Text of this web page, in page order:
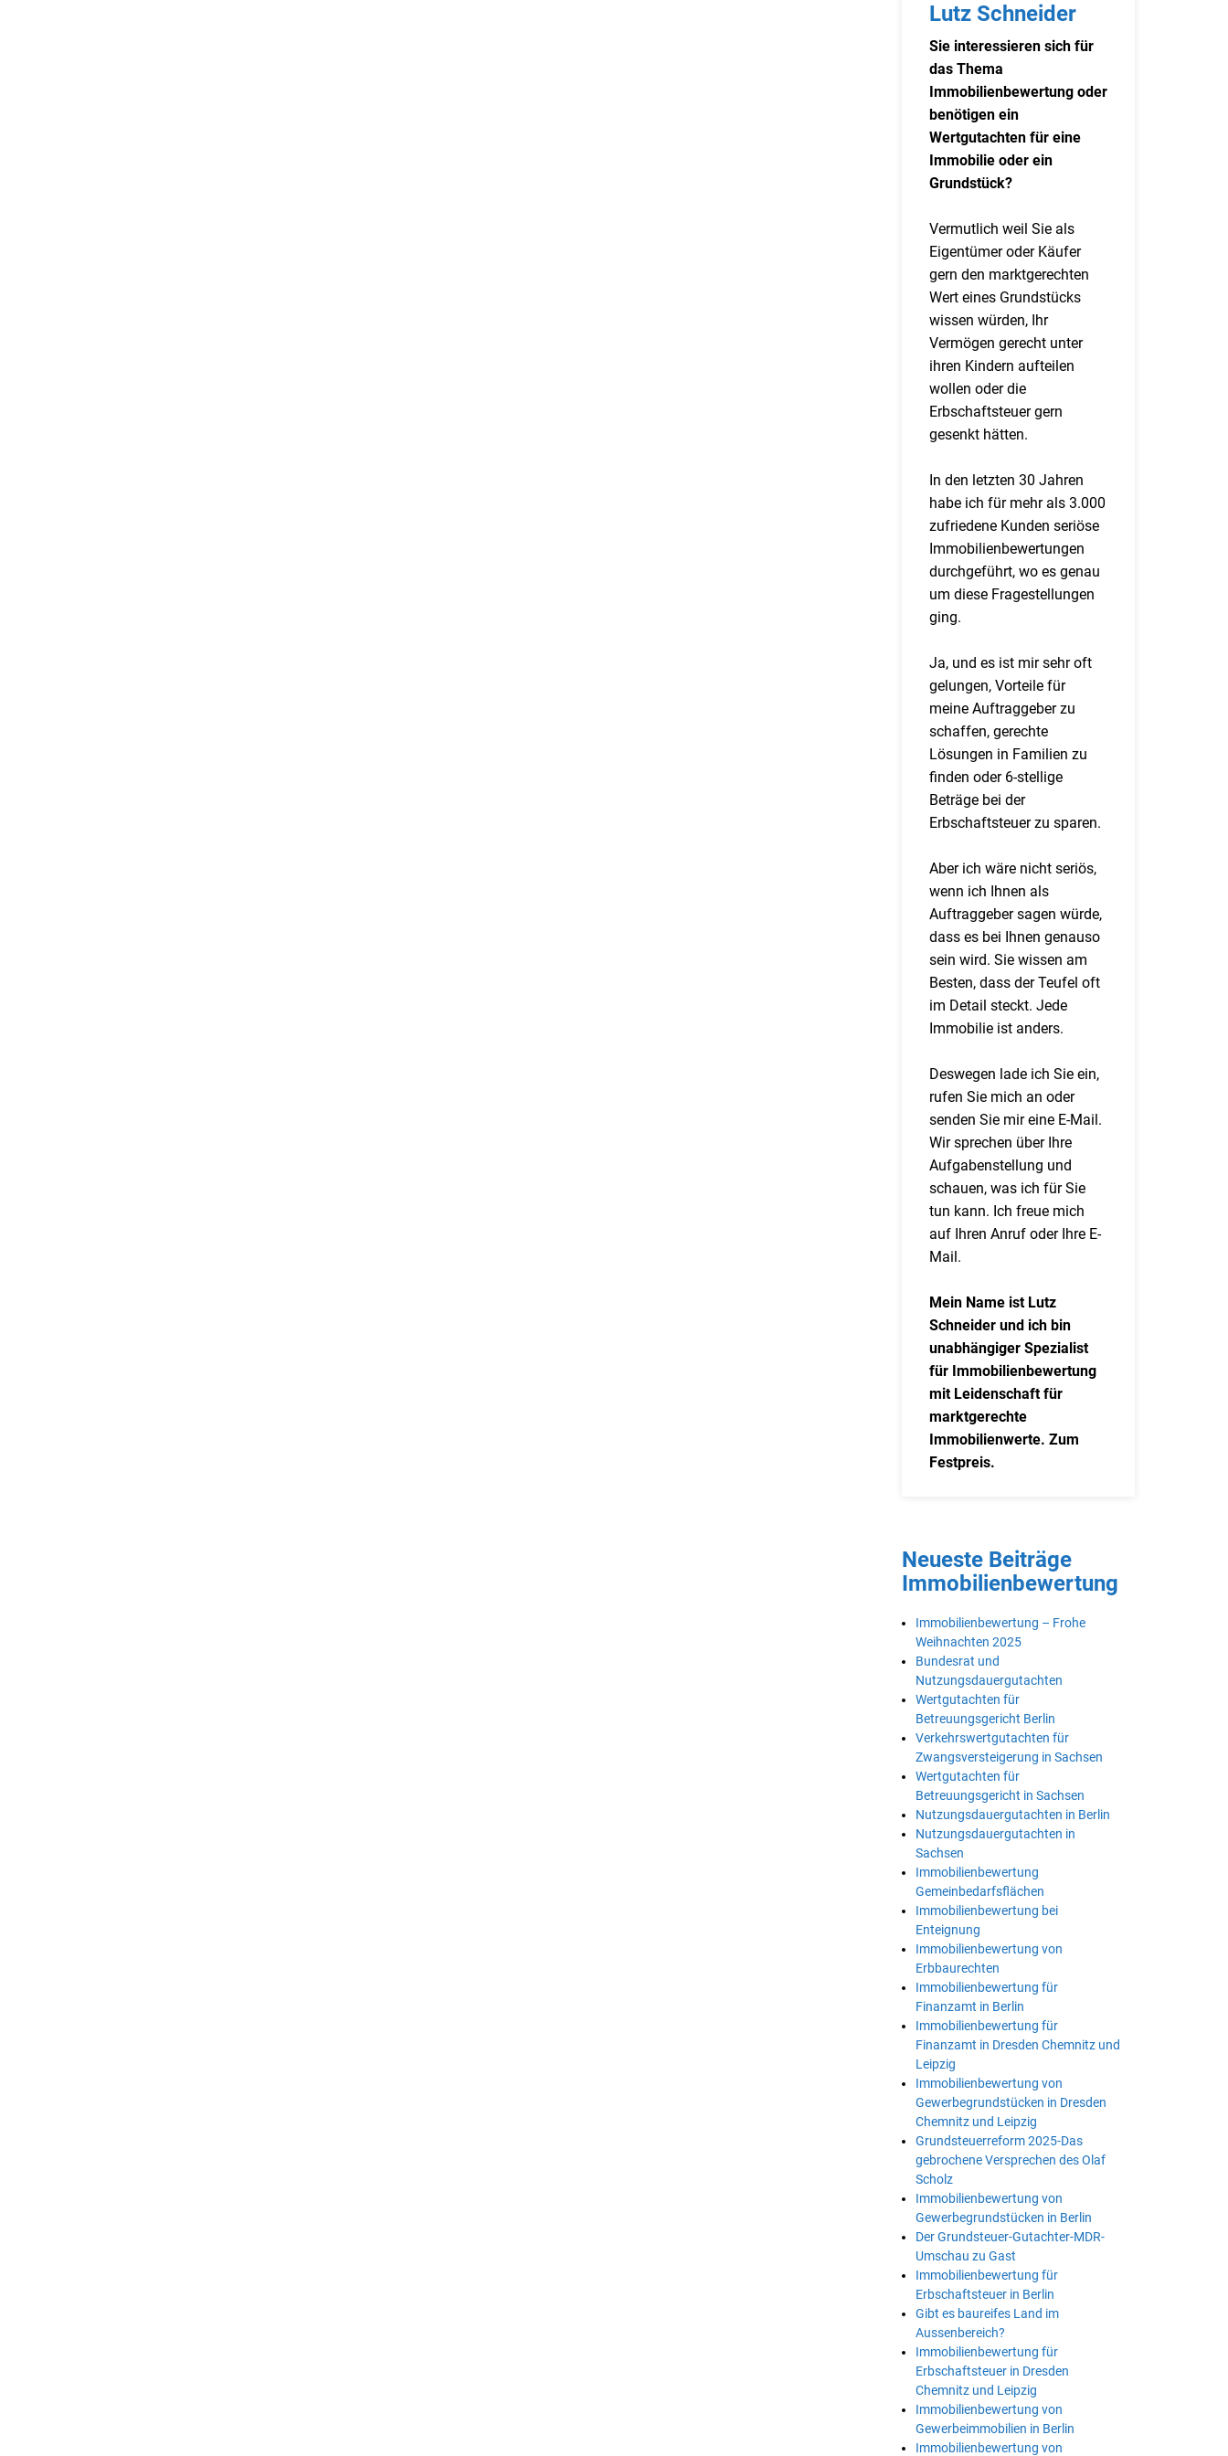
Lutz Schneider
Sie interessieren sich für
das Thema
Immobilienbewertung oder
benötigen ein
Wertgutachten für eine
Immobilie oder ein
Grundstück?
Vermutlich weil Sie als
Eigentümer oder Käufer
gern den marktgerechten
Wert eines Grundstücks
wissen würden, Ihr
Vermögen gerecht unter
ihren Kindern aufteilen
wollen oder die
Erbschaftsteuer gern
gesenkt hätten.
In den letzten 30 Jahren
habe ich für mehr als 3.000
zufriedene Kunden seriöse
Immobilienbewertungen
durchgeführt, wo es genau
um diese Fragestellungen
ging.
Ja, und es ist mir sehr oft
gelungen, Vorteile für
meine Auftraggeber zu
schaffen, gerechte
Lösungen in Familien zu
finden oder 6-stellige
Beträge bei der
Erbschaftsteuer zu sparen.
Aber ich wäre nicht seriös,
wenn ich Ihnen als
Auftraggeber sagen würde,
dass es bei Ihnen genauso
sein wird. Sie wissen am
Besten, dass der Teufel oft
im Detail steckt. Jede
Immobilie ist anders.
Deswegen lade ich Sie ein,
rufen Sie mich an oder
senden Sie mir eine E-Mail.
Wir sprechen über Ihre
Aufgabenstellung und
schauen, was ich für Sie
tun kann. Ich freue mich
auf Ihren Anruf oder Ihre E-
Mail.
Mein Name ist Lutz
Schneider und ich bin
unabhängiger Spezialist
für Immobilienbewertung
mit Leidenschaft für
marktgerechte
Immobilienwerte. Zum
Festpreis.
Neueste Beiträge
Immobilienbewertung
Immobilienbewertung – Frohe
Weihnachten 2025
Bundesrat und
Nutzungsdauergutachten
Wertgutachten für
Betreuungsgericht Berlin
Verkehrswertgutachten für
Zwangsversteigerung in Sachsen
Wertgutachten für
Betreuungsgericht in Sachsen
Nutzungsdauergutachten in Berlin
Nutzungsdauergutachten in
Sachsen
Immobilienbewertung
Gemeinbedarfsflächen
Immobilienbewertung bei
Enteignung
Immobilienbewertung von
Erbbaurechten
Immobilienbewertung für
Finanzamt in Berlin
Immobilienbewertung für
Finanzamt in Dresden Chemnitz und
Leipzig
Immobilienbewertung von
Gewerbegrundstücken in Dresden
Chemnitz und Leipzig
Grundsteuerreform 2025-Das
gebrochene Versprechen des Olaf
Scholz
Immobilienbewertung von
Gewerbegrundstücken in Berlin
Der Grundsteuer-Gutachter-MDR-
Umschau zu Gast
Immobilienbewertung für
Erbschaftsteuer in Berlin
Gibt es baureifes Land im
Aussenbereich?
Immobilienbewertung für
Erbschaftsteuer in Dresden
Chemnitz und Leipzig
Immobilienbewertung von
Gewerbeimmobilien in Berlin
Immobilienbewertung von